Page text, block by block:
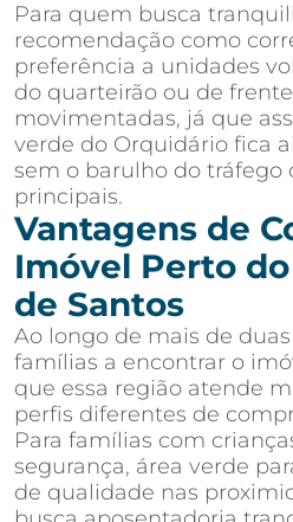
Para quem busca
recomendação como
preferência a unidades
do quarteirão ou de
movimentadas, já que
verde do Orquidário fica
sem o barulho do tráfego
principais.
Vantagens de
Imóvel Perto
de Santos
Ao longo de mais de
famílias a encontrar o
que essa região atende
perfis diferentes de
Para famílias com
segurança, área verde
de qualidade nas